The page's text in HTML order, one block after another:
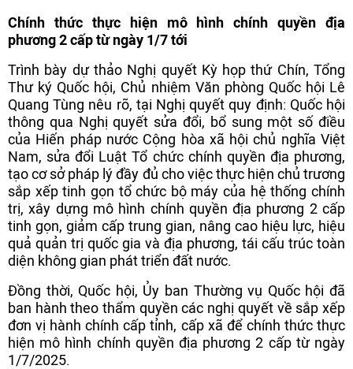
Chính thức thực hiện mô hình chính quyền địa
phương 2 cấp từ ngày 1/7 tới
Trình bày dự thảo Nghị quyết Kỳ họp thứ Chín, Tổng
Thư ký Quốc hội, Chủ nhiệm Văn phòng Quốc hội Lê
Quang Tùng nêu rõ, tại Nghị quyết quy định: Quốc hội
thông qua Nghị quyết sửa đổi, bổ sung một số điều
của Hiến pháp nước Cộng hòa xã hội chủ nghĩa Việt
Nam, sửa đổi Luật Tổ chức chính quyền địa phương,
tạo cơ sở pháp lý đầy đủ cho việc thực hiện chủ trương
sắp xếp tinh gọn tổ chức bộ máy của hệ thống chính
trị, xây dựng mô hình chính quyền địa phương 2 cấp
tinh gọn, giảm cấp trung gian, nâng cao hiệu lực, hiệu
quả quản trị quốc gia và địa phương, tái cấu trúc toàn
diện không gian phát triển đất nước.
Đồng thời, Quốc hội, Ủy ban Thường vụ Quốc hội đã
ban hành theo thẩm quyền các nghị quyết về sắp xếp
đơn vị hành chính cấp tỉnh, cấp xã để chính thức thực
hiện mô hình chính quyền địa phương 2 cấp từ ngày
1/7/2025.